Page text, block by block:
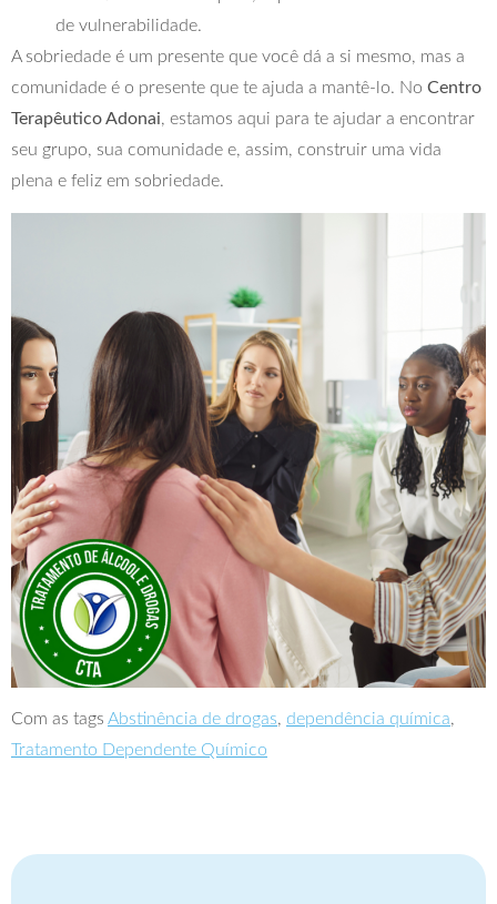
de vulnerabilidade.
A sobriedade é um presente que você dá a si mesmo, mas a
comunidade é o presente que te ajuda a mantê-lo. No Centro
Terapêutico Adonai, estamos aqui para te ajudar a encontrar
seu grupo, sua comunidade e, assim, construir uma vida
plena e feliz em sobriedade.
Com as tags Abstinência de drogas, dependência química,
Tratamento Dependente Químico